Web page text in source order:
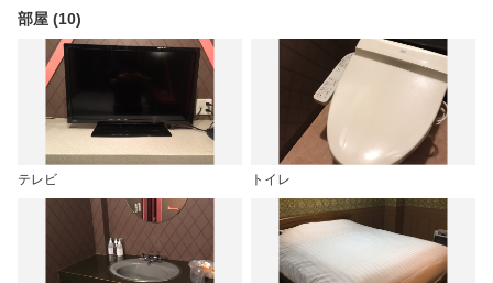
部屋 (10)
テレビ トイレ